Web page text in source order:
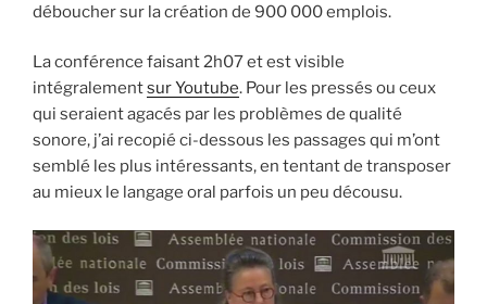
déboucher sur la création de 900 000 emplois.
La conférence faisant 2h07 et est visible
intégralementsur Youtube. Pour les pressés ou ceux
qui seraient agacés par les problèmes de qualité
sonore, j’ai recopié ci-dessous les passages qui m’ont
semblé les plus intéressants, en tentant de transposer
au mieux le langage oral parfois un peu décousu.